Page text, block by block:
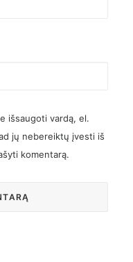
išsaugoti vardą, el.
jų nebereiktų įvesti iš
komentarą.